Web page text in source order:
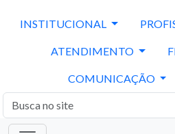
INSTITUCIONAL
ATENDIMENTO
COMUNICAÇÃO